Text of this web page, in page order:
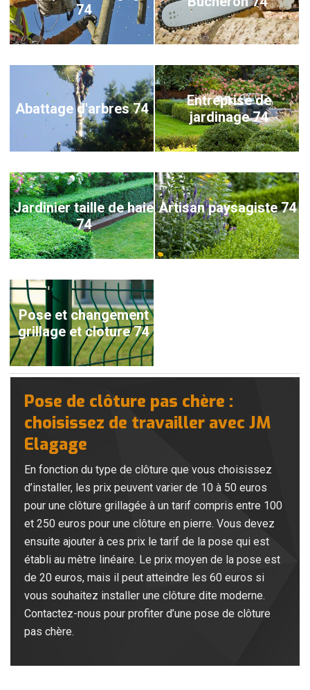
74
Abattage d'arbres 74
Entreprise de
jardinage 74
Jardinier taille de haie
74
Artisan paysagiste 74
Pose et changement
grillage et cloture 74
Pose de clôture pas chère :
choisissez de travailler avec JM
Elagage
En fonction du type de clôture que vous choisissez
d’installer, les prix peuvent varier de 10 à 50 euros
pour une clôture grillagée à un tarif compris entre 100
et 250 euros pour une clôture en pierre. Vous devez
ensuite ajouter à ces prix le tarif de la pose qui est
établi au mètre linéaire. Le prix moyen de la pose est
de 20 euros, mais il peut atteindre les 60 euros si
vous souhaitez installer une clôture dite moderne.
Contactez-nous pour profiter d’une pose de clôture
pas chère.